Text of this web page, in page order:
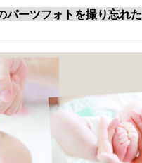
パーツフォトを撮り忘れた